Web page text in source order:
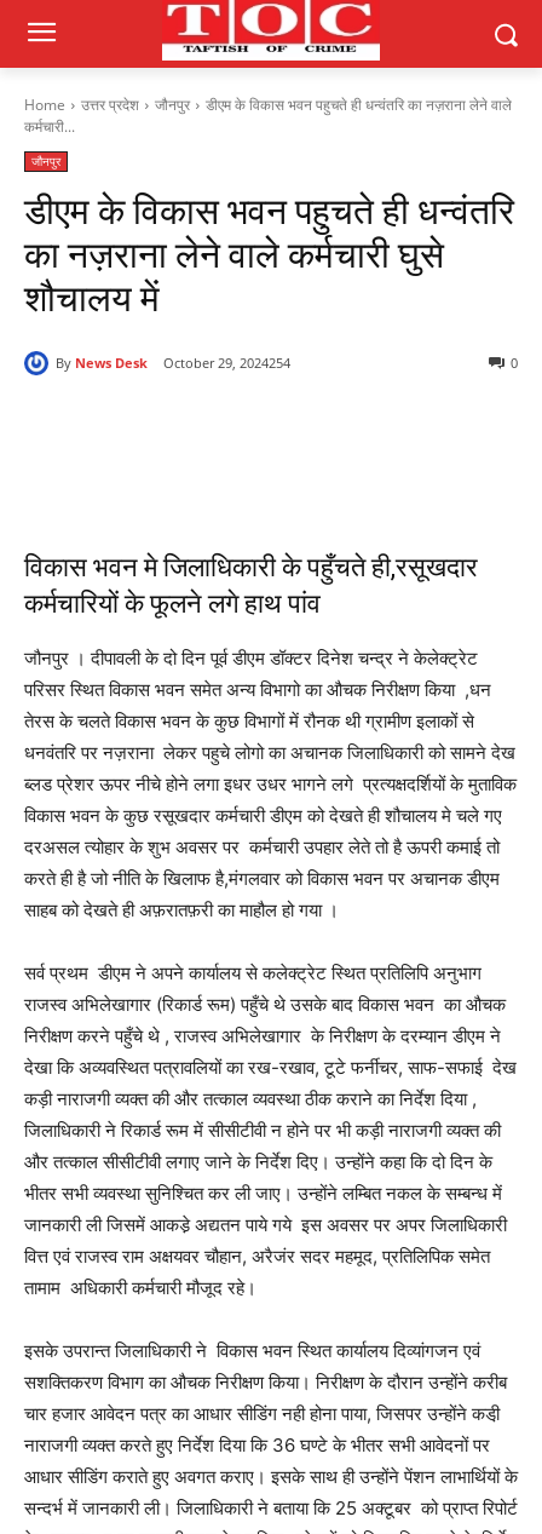
Home उत्तर प्रदेश जौनपुर
डीएम के विकास भवन पहुचते ही धन्वंतरि का नज़राना लेने वाले
कर्मचारी...
जौनपुर
डीएम के विकास भवन पहुचते ही धन्वंतरि
का नज़राना लेने वाले कर्मचारी घुसे
शौचालय में
By News Desk October 29, 2024 0
254
विकास भवन मे जिलाधिकारी के पहुँचते ही,रसूखदार
कर्मचारियों के फूलने लगे हाथ पांव
जौनपुर । दीपावली के दो दिन पूर्व डीएम डॉक्टर दिनेश चन्द्र ने केलेक्ट्रेट
परिसर स्थित विकास भवन समेत अन्य विभागो का औचक निरीक्षण किया ,धन
तेरस के चलते विकास भवन के कुछ विभागों में रौनक थी ग्रामीण इलाकों से
धनवंतरि पर नज़राना लेकर पहुचे लोगो का अचानक जिलाधिकारी को सामने देख
ब्लड प्रेशर ऊपर नीचे होने लगा इधर उधर भागने लगे प्रत्यक्षदर्शियों के मुताविक
विकास भवन के कुछ रसूखदार कर्मचारी डीएम को देखते ही शौचालय मे चले गए
दरअसल त्योहार के शुभ अवसर पर कर्मचारी उपहार लेते तो है ऊपरी कमाई तो
करते ही है जो नीति के खिलाफ है,मंगलवार को विकास भवन पर अचानक डीएम
साहब को देखते ही अफ़रातफ़री का माहौल हो गया ।
सर्व प्रथम डीएम ने अपने कार्यालय से कलेक्ट्रेट स्थित प्रतिलिपि अनुभाग
राजस्व अभिलेखागार (रिकार्ड रूम) पहुँचे थे उसके बाद विकास भवन का औचक
निरीक्षण करने पहुँचे थे , राजस्व अभिलेखागार के निरीक्षण के दरम्यान डीएम ने
देखा कि अव्यवस्थित पत्रावलियों का रख-रखाव, टूटे फर्नीचर, साफ-सफाई देख
कड़ी नाराजगी व्यक्त की और तत्काल व्यवस्था ठीक कराने का निर्देश दिया ,
जिलाधिकारी ने रिकार्ड रूम में सीसीटीवी न होने पर भी कड़ी नाराजगी व्यक्त की
और तत्काल सीसीटीवी लगाए जाने के निर्देश दिए। उन्होंने कहा कि दो दिन के
भीतर सभी व्यवस्था सुनिश्चित कर ली जाए। उन्होंने लम्बित नकल के सम्बन्ध में
जानकारी ली जिसमें आकडे़ अद्यतन पाये गये इस अवसर पर अपर जिलाधिकारी
वित्त एवं राजस्व राम अक्षयवर चौहान, अरैजंर सदर महमूद, प्रतिलिपिक समेत
तामाम अधिकारी कर्मचारी मौजूद रहे।
इसके उपरान्त जिलाधिकारी ने विकास भवन स्थित कार्यालय दिव्यांगजन एवं
सशक्तिकरण विभाग का औचक निरीक्षण किया। निरीक्षण के दौरान उन्होंने करीब
चार हजार आवेदन पत्र का आधार सीडिंग नही होना पाया, जिसपर उन्होंने कडी़
नाराजगी व्यक्त करते हुए निर्देश दिया कि 36 घण्टे के भीतर सभी आवेदनों पर
आधार सीडिंग कराते हुए अवगत कराए। इसके साथ ही उन्होंने पेंशन लाभार्थियों के
सन्दर्भ में जानकारी ली। जिलाधिकारी ने बताया कि 25 अक्टूबर को प्राप्त रिपोर्ट